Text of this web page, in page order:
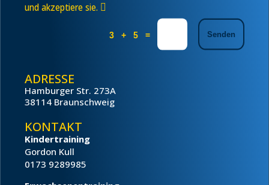
und akzeptiere sie.
3 + 5 = Senden
ADRESSE
Hamburger Str. 273A
38114 Braunschweig
KONTAKT
Kindertraining
Gordon Kull
0173 9289985